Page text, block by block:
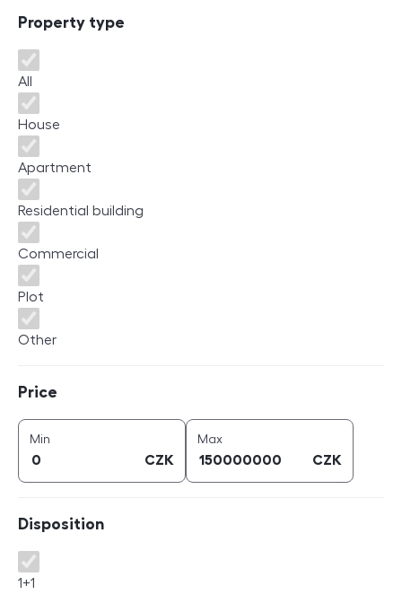
Property type
Property type
All
House
Apartment
Residential building
Commercial
Plot
Other
Price
Min
CZK
Maxprice (
CZK
Disposition
Disposition
1+1